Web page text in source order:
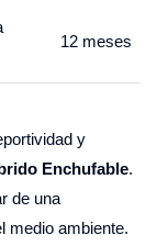
12 meses
y
Enchufable.
de una
medio ambiente.